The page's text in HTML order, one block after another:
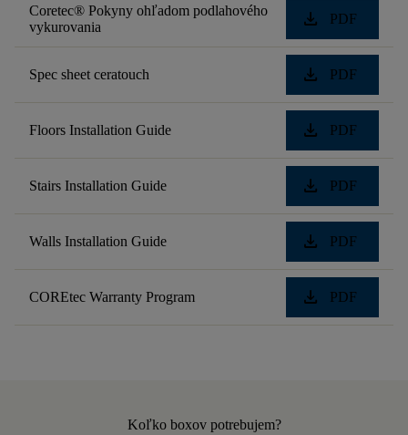
Coretec® Pokyny ohľadom podlahového
vykurovania
download PDF
Spec sheet ceratouch download PDF
Floors Installation Guide download PDF
Stairs Installation Guide download PDF
Walls Installation Guide download PDF
COREtec Warranty Program download PDF
Koľko boxov potrebujem?